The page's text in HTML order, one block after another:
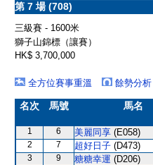
第 7 場 (708)
三級賽 - 1600米
獅子山錦標（讓賽）
HK$ 3,700,000
全方位賽事重溫
餘勢分析
名次 馬號 馬名
1 6 美麗同享 (E058)
2
7 超好日子 (D473)
3
9 糖糖幸運 (D206)